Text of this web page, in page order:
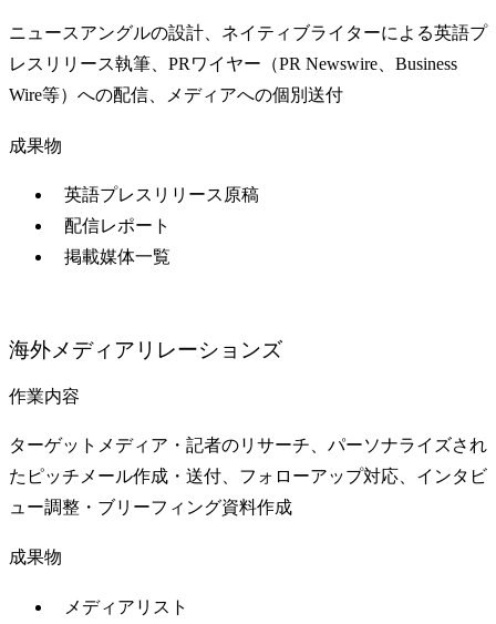
ニュースアングルの設計、ネイティブライターによる英語プ
レスリリース執筆、PRワイヤー（PR Newswire、Business
Wire等）への配信、メディアへの個別送付
成果物
英語プレスリリース原稿
配信レポート
掲載媒体一覧
海外メディアリレーションズ
作業内容
ターゲットメディア・記者のリサーチ、パーソナライズされ
たピッチメール作成・送付、フォローアップ対応、インタビ
ュー調整・ブリーフィング資料作成
成果物
メディアリスト